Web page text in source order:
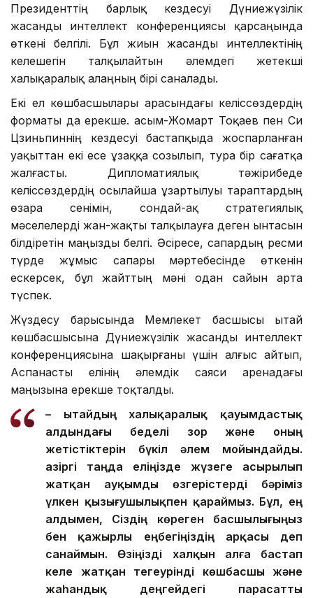
Президенттің барлық кездесуі Дүниежүзілік
жасанды интеллект конференциясы қарсаңында
өткені белгілі. Бұл жиын жасанды интеллектінің
келешегін талқылайтын әлемдегі жетекші
халықаралық алаңның бірі саналады.
Екі ел көшбасшылары арасындағы келіссөздердің
форматы да ерекше. Қасым-Жомарт Тоқаев пен Си
Цзиньпиннің кездесуі бастапқыда жоспарланған
уақыттан екі есе ұзаққа созылып, тура бір сағатқа
жалғасты. Дипломатиялық тәжірибеде
келіссөздердің осылайша ұзартылуы тараптардың
өзара сенімін, сондай-ақ стратегиялық
мәселелерді жан-жақты талқылауға деген ынтасын
білдіретін маңызды белгі. Әсіресе, сапардың ресми
түрде жұмыс сапары мәртебесінде өткенін
ескерсек, бұл жайттың мәні одан сайын арта
түспек.
Жүздесу барысында Мемлекет басшысы Қытай
көшбасшысына Дүниежүзілік жасанды интеллект
конференциясына шақырғаны үшін алғыс айтып,
Аспанасты елінің әлемдік саяси аренадағы
маңызына ерекше тоқталды.
– Қытайдың халықаралық қауымдастық
алдындағы беделі зор және оның
жетістіктерін бүкіл әлем мойындайды.
Қазіргі таңда еліңізде жүзеге асырылып
жатқан ауқымды өзгерістерді бәріміз
үлкен қызығушылықпен қараймыз. Бұл, ең
алдымен, Сіздің көреген басшылығыңыз
бен қажырлы еңбегіңіздің арқасы деп
санаймын. Өзіңізді халқын алға бастап
келе жатқан тегеурінді көшбасшы және
жаһандық деңгейдегі парасатты